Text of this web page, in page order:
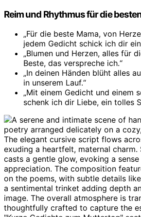
Reim und Rhythmus für die
„Für die beste Mama, von
jedem Gedicht schick ich dir
„Blumen und Herzen, alles für
Beste, das verspreche ich.“
„In deinen Händen blüht alles
in unserem Lauf.“
„Mit einem Gedicht und einem
schenk ich dir Liebe, ein tolles